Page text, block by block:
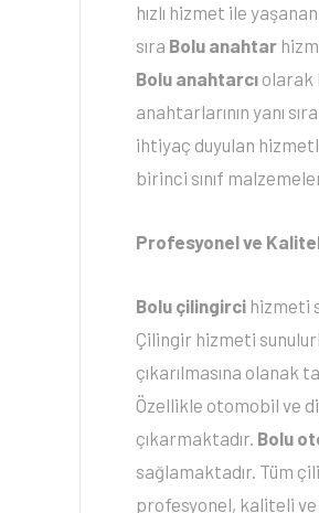
hızlı hizmet ile
sıra Bolu anahtar
Bolu anahtarcı olarak
anahtarlarının yanı sıra
ihtiyaç duyulan
birinci sınıf
Profesyonel ve
Bolu çilingirci hizmeti
Çilingir hizmeti
çıkarılmasına olanak
Özellikle otomobil ve
çıkarmaktadır. Bolu
sağlamaktadır. Tüm
profesyonel, kaliteli